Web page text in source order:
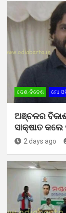
ଦେଶ-ବିଦେଶ ମୋ
ଅଞ୍ଚଳର
ସାକ୍ଷାତ କଲେ
2 days ago